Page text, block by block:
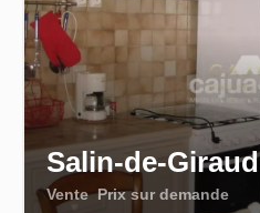
Salin-de-Giraud
Vente Prix sur demande